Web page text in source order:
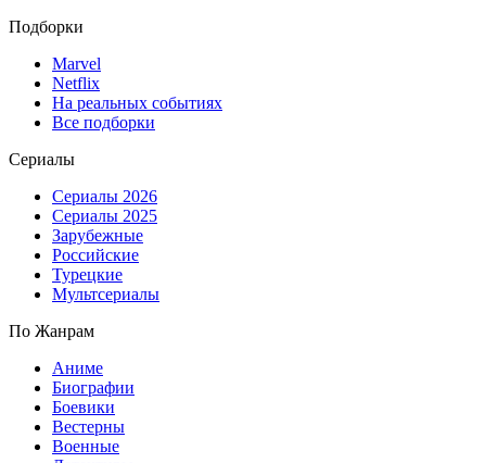
Подборки
Marvel
Netflix
На реальных событиях
Все подборки
Сериалы
Сериалы 2026
Сериалы 2025
Зарубежные
Российские
Турецкие
Мультсериалы
По Жанрам
Аниме
Биографии
Боевики
Вестерны
Военные